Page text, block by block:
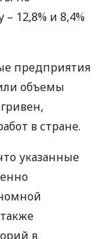
12,8% и 8,4%
предприятия
объемы
в стране.
указанные
в